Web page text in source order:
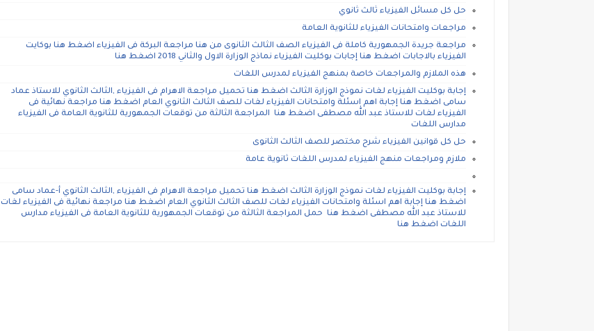
حل كل مسائل الفيزياء ثالث ثانوي
مراجعات وامتحانات الفيزياء للثانوية العامة
مراجعة جريدة الجمهورية كاملة فى الفيزياء الصف الثالث الثانوى من هنا مراجعة البركة فى الفيزياء اضغط هنا بوكايت
الفيزياء بالاجابات اضغط هنا إجابات بوكليت الفيزياء نماذج الوزارة الاول والثاني 2018 اضغط هنا
هذه الملازم والمراجعات خاصة بمنهج الفيزياء لمدرس اللغات
إجابة بوكليت الفيزياء لغات نموذج الوزارة الثالث اضغط هنا تحميل مراجعة الاهرام فى الفيزياء ,الثالث الثانوي للاستاذ عماد
سامى اضغط هنا إجابة اهم اسئلة وامتحانات الفيزياء لغات للصف الثالث الثانوي العام اضغط هنا مراجعة نهائية فى
الفيزياء لغات للاستاذ عبد الله مصطفى اضغط هنا المراجعة الثالثة من توقعات الجمهورية للثانوية العامة فى الفيزياء
مدارس اللغات
حل كل قوانين الفيزياء شرح مختصر للصف الثالث الثانوى
ملازم ومراجعات منهج الفيزياء لمدرس اللغات ثانوية عامة
إجابة بوكليت الفيزياء لغات نموذج الوزارة الثالث اضغط هنا تحميل مراجعة الاهرام فى الفيزياء ,الثالث الثانوي أ-عماد سامى
اضغط هنا إجابة اهم اسئلة وامتحانات الفيزياء لغات للصف الثالث الثانوي العام اضغط هنا مراجعة نهائية فى الفيزياء لغات
للاستاذ عبد الله مصطفى اضغط هنا حمل المراجعة الثالثة من توقعات الجمهورية للثانوية العامة فى الفيزياء مدارس
اللغات اضغط هنا